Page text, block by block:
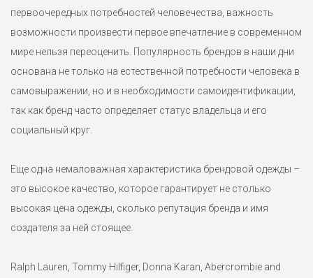
Женский джемпер Tommy Hilfiger S-M(44), M
6900 ₽
Тонкий джемпер с таксой от Tommy Hilfiger. Маркировка М на
р. 44 или 44-46. Натуральный состав.
первоочередных потребностей человечества, важность
возможности произвести первое впечатление в современном
мире нельзя переоценить. Популярность брендов в наши дни
основана не только на естественной потребности человека в
самовыражении, но и в необходимости самоидентификации,
так как бренд часто определяет статус владельца и его
социальный круг.
Еще одна немаловажная характеристика брендовой одежды –
это высокое качество, которое гарантирует не столько
высокая цена одежды, сколько репутация бренда и имя
создателя за ней стоящее.
Ralph Lauren, Tommy Hilfiger, Donna Karan, Abercrombie and